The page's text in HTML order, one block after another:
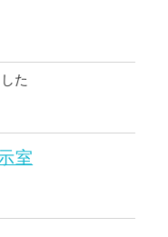
た
室